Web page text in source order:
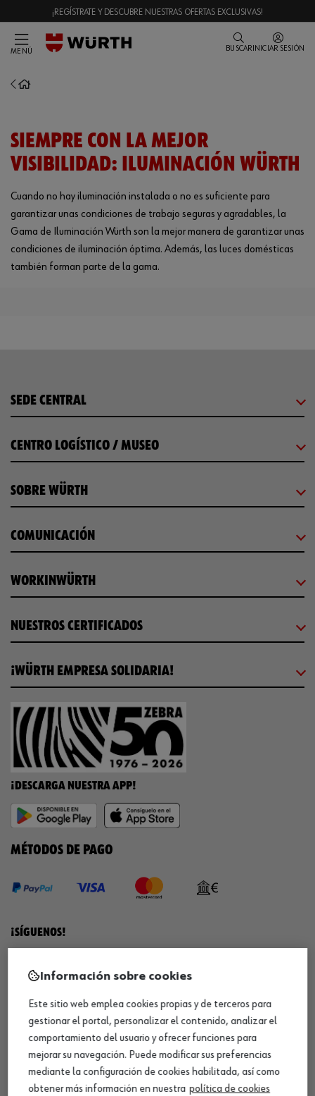
¡REGÍSTRATE Y DESCUBRE NUESTRAS OFERTAS EXCLUSIVAS!
MENÚ BUSCAR INICIAR SESIÓN
SIEMPRE CON LA MEJOR
VISIBILIDAD: ILUMINACIÓN WÜRTH
Cuando no hay iluminación instalada o no es suficiente para
garantizar unas condiciones de trabajo seguras y agradables, la
Gama de Iluminación Würth son la mejor manera de garantizar unas
condiciones de iluminación óptima. Además, las luces domésticas
también forman parte de la gama.
SEDE CENTRAL
CENTRO LOGÍSTICO / MUSEO
SOBRE WÜRTH
COMUNICACIÓN
WORKINWÜRTH
NUESTROS CERTIFICADOS
¡WÜRTH EMPRESA SOLIDARIA!
¡DESCARGA NUESTRA APP!
MÉTODOS DE PAGO
¡SÍGUENOS!
QUÍMICOS
Limpiador de frenos
Información sobre cookies
Este sitio web emplea cookies propias y de terceros para
gestionar el portal, personalizar el contenido, analizar el
comportamiento del usuario y ofrecer funciones para
mejorar su navegación. Puede modificar sus preferencias
mediante la configuración de cookies habilitada, así como
obtener más información en nuestra política de cookies